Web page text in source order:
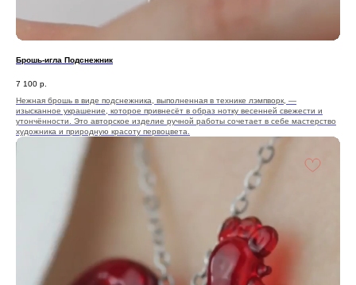
Брошь-игла Подснежник
7 100 р.
Нежная брошь в виде подснежника, выполненная в технике лэмпворк, —
изысканное украшение, которое привнесёт в образ нотку весенней свежести и
утончённости. Это авторское изделие ручной работы сочетает в себе мастерство
художника и природную красоту первоцвета.